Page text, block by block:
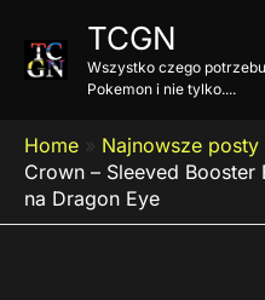
treści
TCGN
Wszystko czego
Pokemon i nie tylko....
Home » Najnowsze posty
Crown – Sleeved
na Dragon Eye